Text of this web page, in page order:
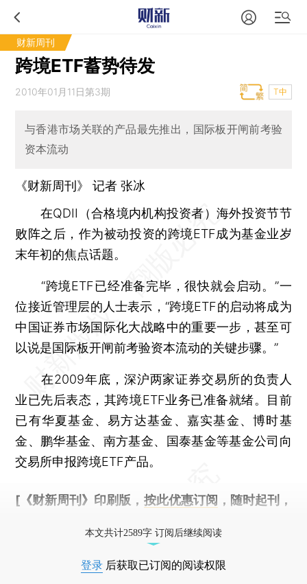
财新周刊
跨境ETF蓄势待发
2010年01月11日第3期 T中
与香港市场关联的产品最先推出，国际板开闸前考验
资本流动
《财新周刊》 记者张冰
在QDII（合格境内机构投资者）海外投资节节
败阵之后，作为被动投资的跨境ETF成为基金业岁
末年初的焦点话题。
“跨境ETF已经准备完毕，很快就会启动。”一
位接近管理层的人士表示，“跨境ETF的启动将成为
中国证券市场国际化大战略中的重要一步，甚至可
以说是国际板开闸前考验资本流动的关键步骤。”
在2009年底，深沪两家证券交易所的负责人
业已先后表态，其跨境ETF业务已准备就绪。目前
已有华夏基金、易方达基金、嘉实基金、博时基
金、鹏华基金、南方基金、国泰基金等基金公司向
交易所申报跨境ETF产品。
[《财新周刊》印刷版， 按此优惠订阅 ，随时起刊，
本文共计2589字 订阅后继续阅读
登录 后获取已订阅的阅读权限